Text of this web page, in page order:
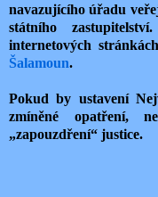
navazujícího úřadu
státního
internetových
Šalamoun.
Pokud by ustavení
zmíněné opatření,
„zapouzdření“ justice.